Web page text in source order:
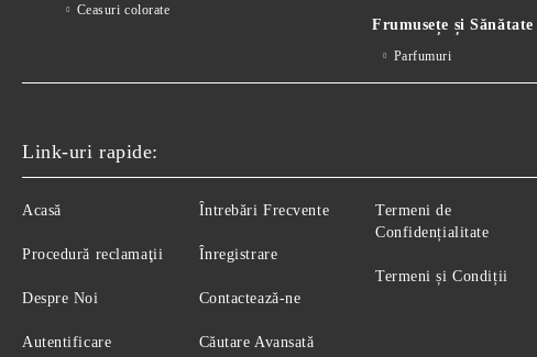
Ceasuri colorate
Frumusețe și Sănătate
Parfumuri
Link-uri rapide:
Acasă
Procedură reclamaţii
Despre Noi
Autentificare
Întrebări Frecvente
Înregistrare
Contactează-ne
Căutare Avansată
Termeni de
Confidențialitate
Termeni și Condiții